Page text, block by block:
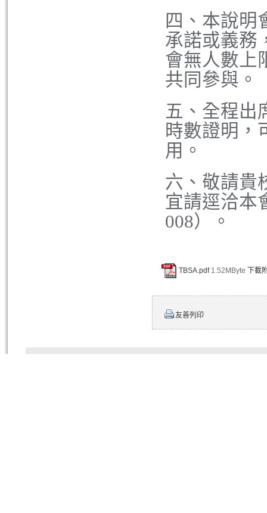
四、本說明
承諾或義務
會無人數上
共同參與。
五、全程出
時數證明，
用。
六、敬請貴
宜請逕洽本
008）。
TBSA.pdf 1.52MByte 下載
友善列印